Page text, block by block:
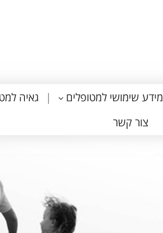
מידע שימושי למטופלים גאיה
צור קשר